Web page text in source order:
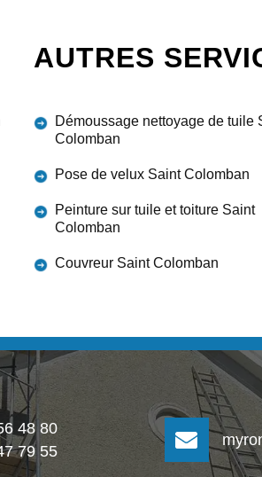
AUTRES
Démoussage nettoyage de tuile
Colomban
Pose de velux Saint Colomban
Peinture sur tuile et toiture Saint
Colomban
Couvreur Saint Colomban
48 80
79 55